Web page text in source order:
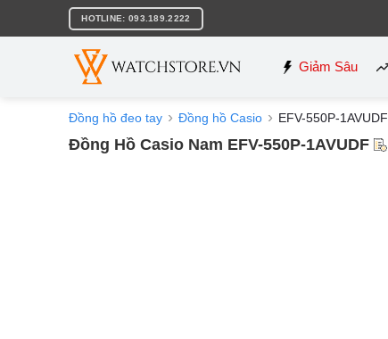
nội
HOTLINE: 093.189.2222
Giảm Sâu
Đồng hồ đeo tay Đồng hồ Casio EFV-550P-1AVUDF
Đồng Hồ Casio Nam EFV-550P-1AVUDF